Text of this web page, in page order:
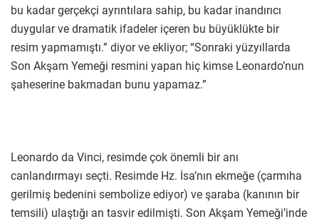
bu kadar gerçekçi ayrıntılara sahip, bu kadar inandırıcı
duygular ve dramatik ifadeler içeren bu büyüklükte bir
resim yapmamıştı.” diyor ve ekliyor; “Sonraki yüzyıllarda
Son Akşam Yemeği resmini yapan hiç kimse Leonardo’nun
şaheserine bakmadan bunu yapamaz.”
Leonardo da Vinci, resimde çok önemli bir anı
canlandırmayı seçti. Resimde Hz. İsa’nın ekmeğe (çarmıha
gerilmiş bedenini sembolize ediyor) ve şaraba (kanının bir
temsili) ulaştığı an tasvir edilmişti. Son Akşam Yemeği’inde